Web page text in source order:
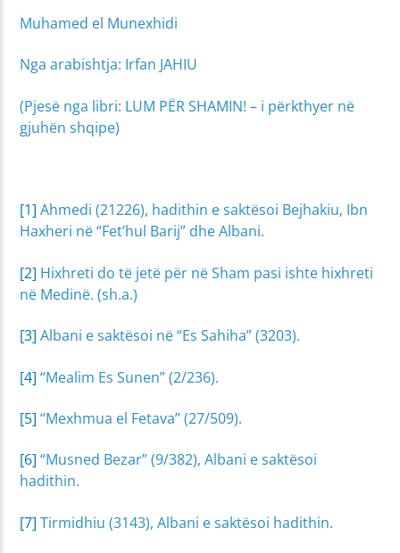
Muhamed el Munexhidi
Nga arabishtja: Irfan JAHIU
(Pjesë nga libri: LUM PËR SHAMIN! – i përkthyer në
gjuhën shqipe)
[1] Ahmedi (21226), hadithin e saktësoi Bejhakiu, Ibn
Haxheri në “Fet’hul Barij” dhe Albani.
[2] Hixhreti do të jetë për në Sham pasi ishte hixhreti
në Medinë. (sh.a.)
[3] Albani e saktësoi në “Es Sahiha” (3203).
[4] “Mealim Es Sunen” (2/236).
[5] “Mexhmua el Fetava” (27/509).
[6] “Musned Bezar” (9/382), Albani e saktësoi
hadithin.
[7] Tirmidhiu (3143), Albani e saktësoi hadithin.